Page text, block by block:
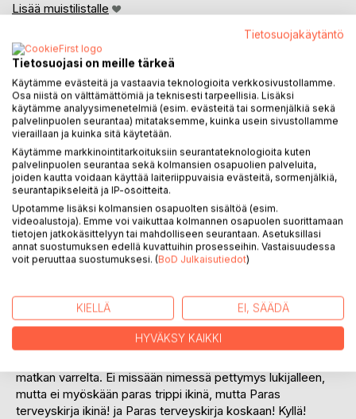
Lisää muistilistalle
KUVAUS
Terveyden perusasiat ovat hirvittävän jätekasan alla
tukehtumaisillaan, koska tietoa on aivan liikaa, enkä tarkoita
tiedettä, vaan turhaa, manipuloivaa tietoa, jonka tarkoitus on
hyötyä ihmisestä, eikä palvella heitä.
Kirjassa on oleellisia perusasioita, jotka ymmärrettiin jo
Kirjassa on neuvoja passiivisesta harjoittelusta, mielen
hallinnasta, Rehellisestä Ruokavaliosta, mielihyvästä,
fyysisestä tasapainosta, jatkuvasta harjoittelusta ja paljon
muustakin, mutta ei liikaa.
matkan varrelta. Ei missään nimessä pettymys lukijalleen,
mutta ei myöskään paras trippi ikinä, mutta Paras
terveyskirja ikinä! ja Paras terveyskirja koskaan! Kyllä!
Tietosuojakäytäntö
Tietosuojasi on meille tärkeä
Käytämme evästeitä ja vastaavia teknologioita verkkosivustollamme.
Osa niistä on välttämättömiä ja teknisesti tarpeellisia. Lisäksi
käytämme analyysimenetelmiä (esim. evästeitä tai sormenjälkiä sekä
palvelinpuolen seurantaa) mitataksemme, kuinka usein sivustollamme
vieraillaan ja kuinka sitä käytetään.
Käytämme markkinointitarkoituksiin seurantateknologioita kuten
palvelinpuolen seurantaa sekä kolmansien osapuolien palveluita,
joiden kautta voidaan käyttää laiteriippuvaisia evästeitä, sormenjälkiä,
seurantapikseleitä ja IP-osoitteita.
Upotamme lisäksi kolmansien osapuolten sisältöä (esim.
videoalustoja). Emme voi vaikuttaa kolmannen osapuolen suorittamaan
tietojen jatkokäsittelyyn tai mahdolliseen seurantaan. Asetuksillasi
annat suostumuksen edellä kuvattuihin prosesseihin. Vastaisuudessa
voit peruuttaa suostumuksesi. (BoD Julkaisutiedot)
KIELLÄ EI, SÄÄDÄ
HYVÄKSY KAIKKI